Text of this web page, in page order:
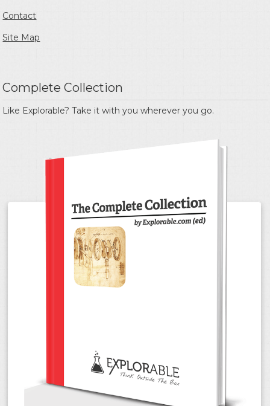
Contact
Site Map
Complete Collection
Like Explorable? Take it with you wherever you go.